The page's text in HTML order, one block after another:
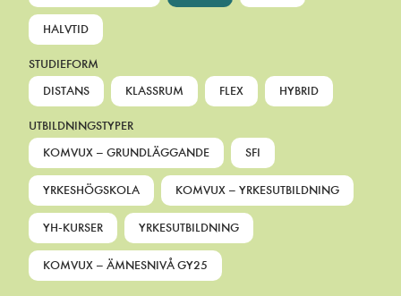
HALVTID
STUDIEFORM
DISTANS
KLASSRUM FLEX HYBRID
UTBILDNINGSTYPER
KOMVUX – GRUNDLÄGGANDE
SFI
YRKESHÖGSKOLA KOMVUX – YRKESUTBILDNING
YH-KURSER YRKESUTBILDNING
KOMVUX – ÄMNESNIVÅ GY25